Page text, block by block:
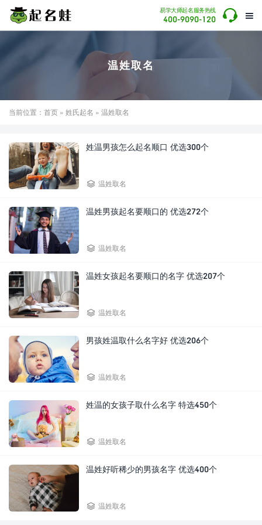

易学大师起名服务热线
400-9090-120 
温姓取名
当前位置： 首页 » 姓氏起名 » 温姓取名
姓温男孩怎么起名顺口 优选300个
 温姓取名
温姓男孩起名要顺口的 优选272个
 温姓取名
温姓女孩起名要顺口的名字 优选207个
 温姓取名
男孩姓温取什么名字好 优选206个
 温姓取名
姓温的女孩子取什么名字 特选450个
 温姓取名
温姓好听稀少的男孩名字 优选400个
 温姓取名